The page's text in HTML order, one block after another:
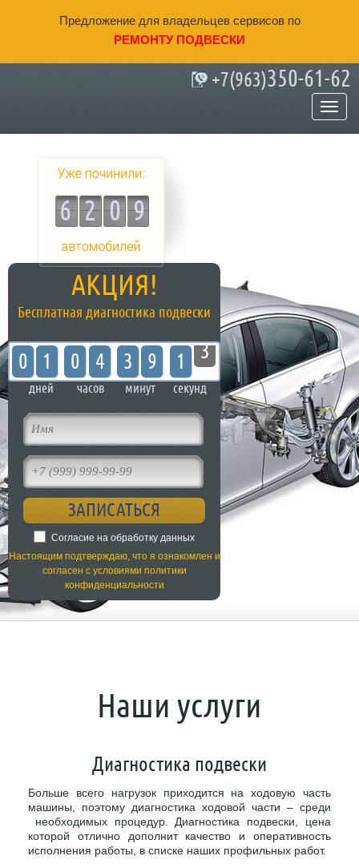
Предложение для владельцев сервисов по
РЕМОНТУ ПОДВЕСКИ
+7(963)350-61-62
6209
Качественный ремонт подвески в
Калининграде
АКЦИЯ!
Бесплатная диагностика подвески
0 1 0 4 3 9 1 3
дней часов минут секунд
Согласие на обработку данных
Настоящим подтверждаю, что я ознакомлен и
согласен с условиями политики
конфиденциальности
Наши услуги
Диагностика подвески
Больше всего нагрузок приходится на ходовую часть
машины, поэтому диагностика ходовой части – среди
необходимых процедур. Диагностика подвески, цена
которой отлично дополнит качество и оперативность
исполнения работы, в списке наших профильных работ.